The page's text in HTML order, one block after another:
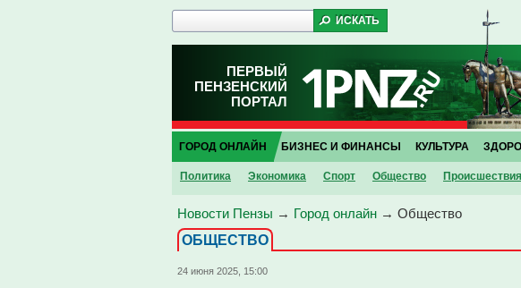
ПЕРВЫЙ
ПЕНЗЕНСКИЙ
ПОРТАЛ
ГОРОД ОНЛАЙН
Политика Экономика Спорт Общество Проиcшествия
БИЗНЕС И ФИНАНСЫ КУЛЬТУРА
Новости Пензы → Город онлайн → Общество
ОБЩЕСТВО
24 июня 2025, 15:00